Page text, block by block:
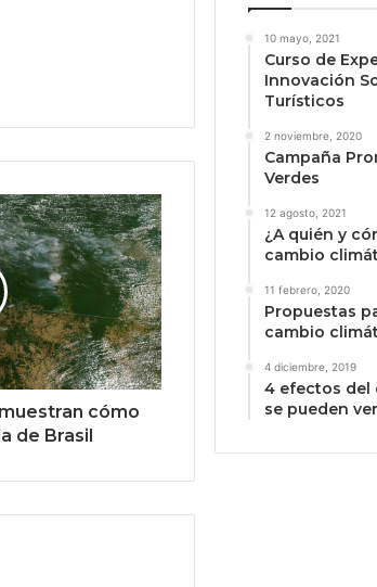
cómo
de Brasil
10 mayo, 2021
Curso de
Innovación
Turísticos
2 noviembre, 2020
Campaña
Verdes
12 agosto, 2021
¿A quién y
cambio
11 febrero, 2020
Propuestas
cambio
4 diciembre, 2019
4 efectos del
se pueden